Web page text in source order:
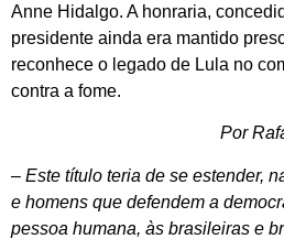
Anne Hidalgo. A honraria,
presidente ainda era mantido
reconhece o legado de Lula no
contra a fome.
Por
– Este título teria de se estender,
e homens que defendem a
pessoa humana, às brasileiras e